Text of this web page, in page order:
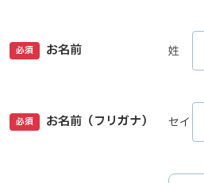
必須 お名前 姓
必須 お名前（フリガナ） セイ